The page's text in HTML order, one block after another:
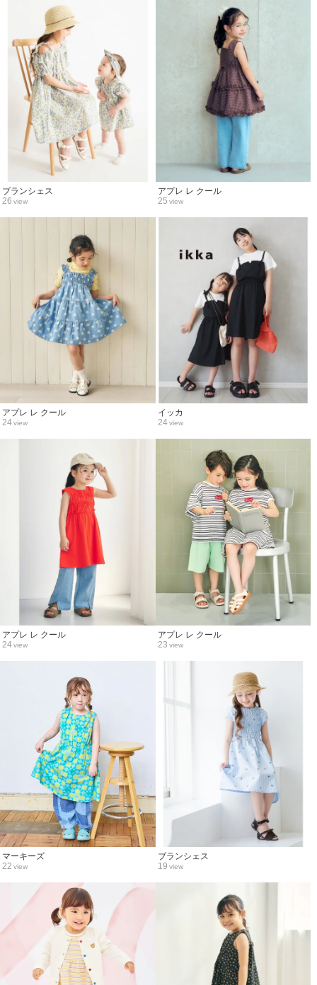
26 view
ブランシェス
25 view
アプレ レ クール
24view
アプレ レ クール
24 view
イッカ
24view
アプレ レ クール
23 view
アプレ レ クール
22 view
マーキーズ
19 view
ブランシェス